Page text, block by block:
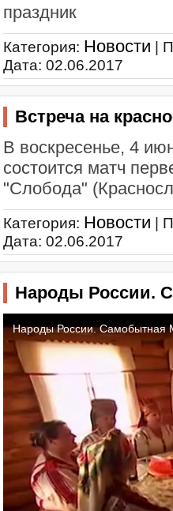
праздник
Категория: Новости |
Дата: 02.06.2017
Встреча на
В воскресенье, 4
состоится матч
"Слобода"
Категория: Новости |
Дата: 02.06.2017
Народы России.